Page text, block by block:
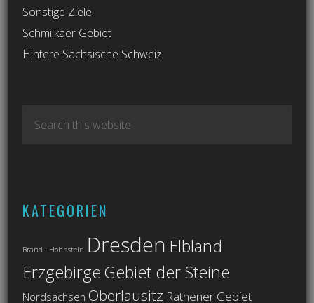
Sonstige Ziele
Schmilkaer Gebiet
Hintere Sächsische Schweiz
KATEGORIEN
Brand - Hohnstein Dresden Elbland
ErzgebirgeGebiet der Steine
Nordsachsen Oberlausitz Rathener Gebiet